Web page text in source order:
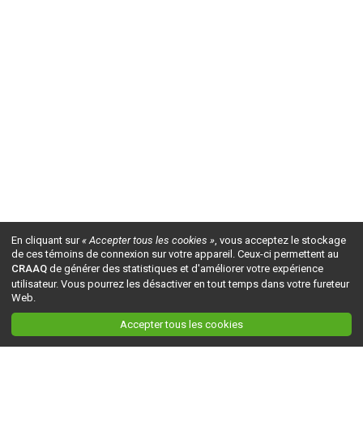
En cliquant sur« Accepter tous les cookies », vous acceptez le stockage
de ces témoins de connexion sur votre appareil. Ceux-ci permettent au
CRAAQ de générer des statistiques et d'améliorer votre expérience
utilisateur. Vous pourrez les désactiver en tout temps dans votre fureteur
Web.
Accepter tous les cookies